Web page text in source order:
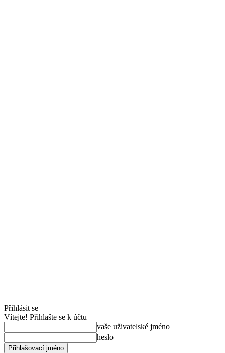
Přihlásit se
Vítejte! Přihlašte se k účtu
vaše uživatelské jméno
heslo